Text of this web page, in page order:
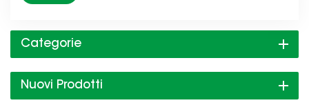
Categorie
Nuovi Prodotti